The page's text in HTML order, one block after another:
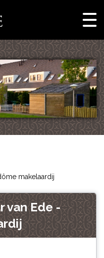
makelaardij
van Ede -